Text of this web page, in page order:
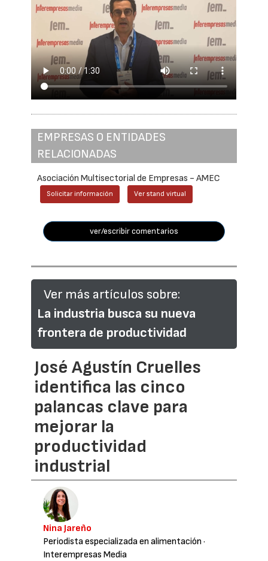
EMPRESAS O ENTIDADES
RELACIONADAS
Asociación Multisectorial de Empresas - AMEC
Solicitar información Ver stand virtual
ver/escribir comentarios
Ver más artículos sobre:
La industria busca su nueva
frontera de productividad
José Agustín Cruelles
identifica las cinco
palancas clave para
mejorar la
productividad
industrial
Nina Jareño
Periodista especializada en alimentación ·
Interempresas Media